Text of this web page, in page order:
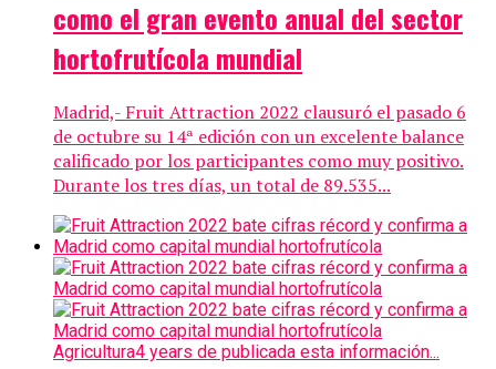
como el gran evento anual del sector
hortofrutícola mundial
Madrid,- Fruit Attraction 2022 clausuró el pasado 6
de octubre su 14ª edición con un excelente balance
calificado por los participantes como muy positivo.
Durante los tres días, un total de 89.535...
Agricultura4 years de publicada esta información...